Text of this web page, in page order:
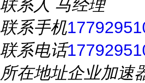
联系人 马经理
联系手机
联系电话
所在地址企业加速